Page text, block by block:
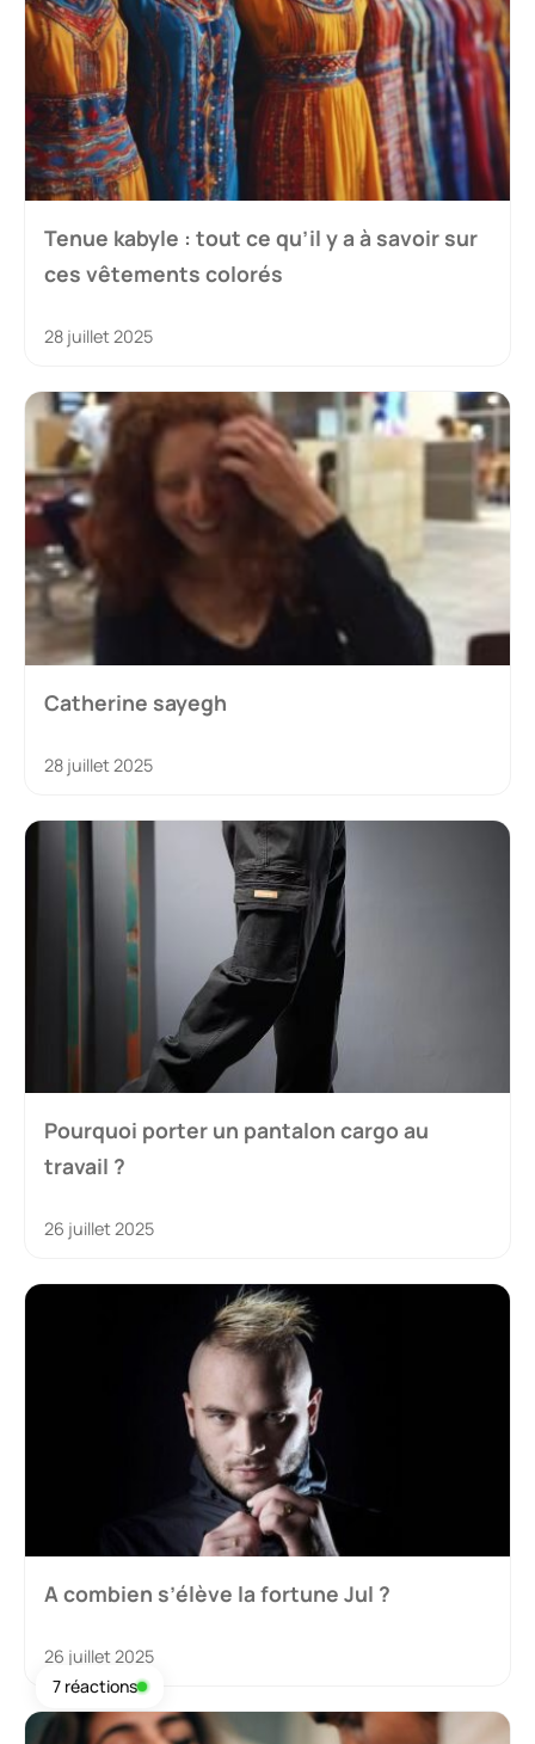
Tenue kabyle : tout ce qu’il y a à savoir sur
ces vêtements colorés
28 juillet 2025
Catherine sayegh
28 juillet 2025
Pourquoi porter un pantalon cargo au
travail ?
26 juillet 2025
A combien s’élève la fortune Jul ?
26 juillet 2025
7 réactions